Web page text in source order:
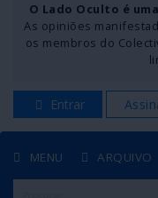
O Lado Oculto é
As opiniões
os membros do
Entrar
MENU ARQUIVO